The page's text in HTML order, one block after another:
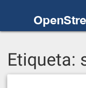
Etiqueta: